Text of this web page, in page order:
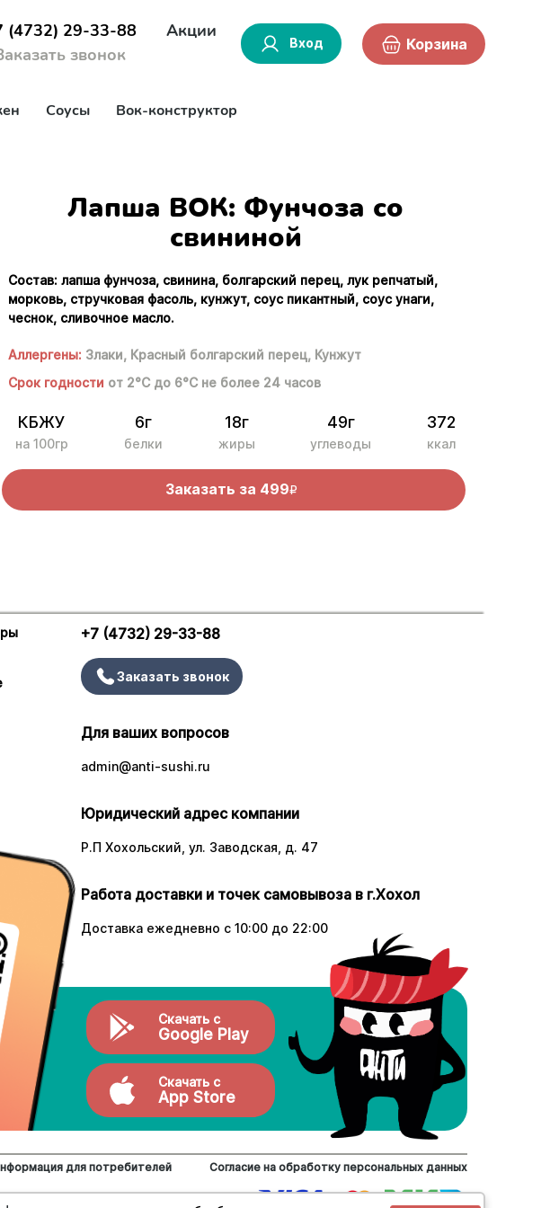
(4732) 29-33-88
звонок
Акции
Вход Корзина
Соусы Вок-конструктор
Лапша ВОК: Фунчоза со
свининой
Состав: лапша фунчоза, свинина, болгарский перец, лук репчатый,
морковь, стручковая фасоль, кунжут, соус пикантный, соус унаги,
чеснок, сливочное масло.
Аллергены: Злаки, Красный болгарский перец, Кунжут
Срок годности от 2°С до 6°С не более 24 часов
КБЖУ
на 100гр
6г
белки
18г
жиры
49г
углеводы
372
ккал
Заказать за 499R
+7 (4732) 29-33-88
Заказать звонок
Для ваших вопросов
admin@anti-sushi.ru
Юридический адрес компании
Р.П Хохольский, ул. Заводская, д. 47
Работа доставки и точек самовывоза в г.Хохол
Доставка ежедневно с 10:00 до 22:00
Скачать с
Google Play
Скачать с
App Store
для потребителей Согласие на обработку персональных данных